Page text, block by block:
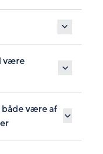
være
både være af